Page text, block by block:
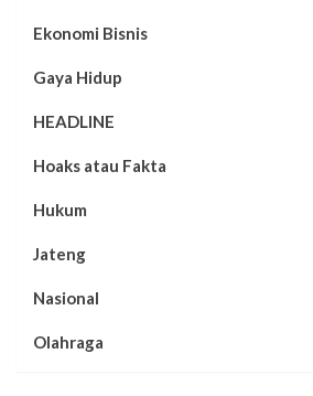
Ekonomi Bisnis
Gaya Hidup
HEADLINE
Hoaks atau Fakta
Hukum
Jateng
Nasional
Olahraga